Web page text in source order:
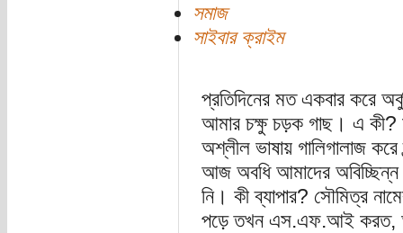
সমাজ
সাইবার ক্রাইম
প্রতিদিনের মত একবার করে
আমার চক্ষু চড়ক গাছ। এ কী?
অশ্লীল ভাষায় গালিগালাজ
আজ অবধি আমাদের
নি। কী ব্যাপার? সৌমিত্র
পড়ে তখন এস.এফ.আই করত,